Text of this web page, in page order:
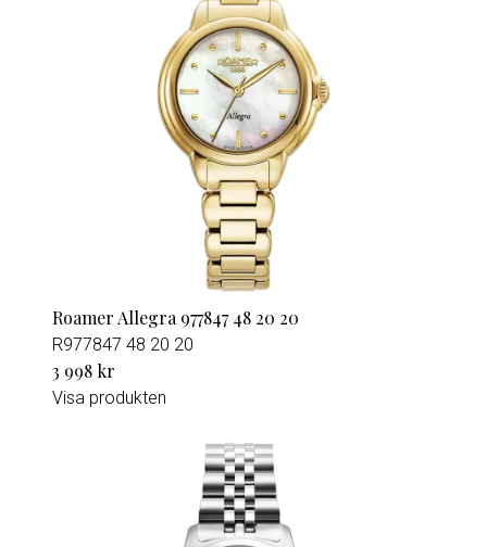
Roamer Allegra 977847 48 20 20
R977847 48 20 20
3 998 kr
Visa produkten